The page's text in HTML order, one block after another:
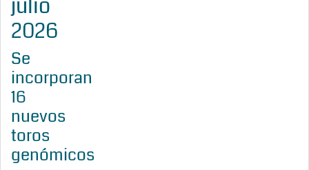
julio
2026
Se
incorporan
16
nuevos
toros
genómicos